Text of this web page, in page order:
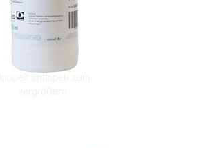
Doppelt antippen zum